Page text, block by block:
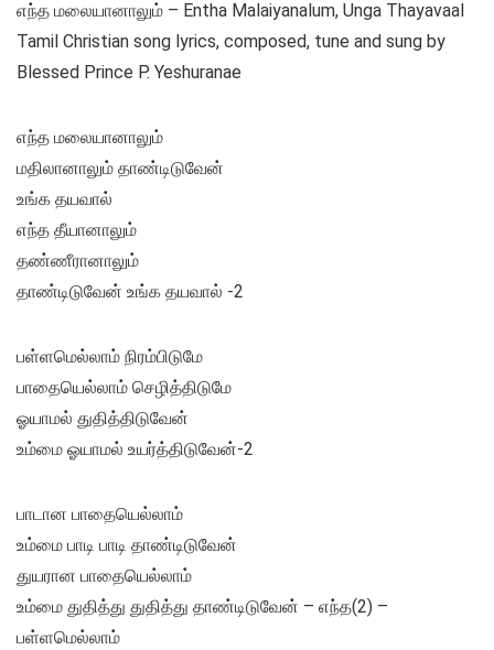
எந்த மலையானாலும் – Entha Malaiyanalum, Unga Thayavaal
Tamil Christian song lyrics, composed, tune and sung by
Blessed Prince P. Yeshuranae
எந்த மலையானாலும்
மதிலானாலும் தாண்டிடுவேன்
உங்க தயவால்
எந்த தீயானாலும்
தண்ணீரானாலும்
தாண்டிடுவேன் உங்க தயவால் -2
பள்ளமெல்லாம் நிரம்பிடுமே
பாதையெல்லாம் செழித்திடுமே
ஓயாமல் துதித்திடுவேன்
உம்மை ஓயாமல் உயர்த்திடுவேன்-2
பாடான பாதையெல்லாம்
உம்மை பாடி பாடி தாண்டிடுவேன்
துயரான பாதையெல்லாம்
உம்மை துதித்து துதித்து தாண்டிடுவேன் – எந்த(2) –
பள்ளமெல்லாம்